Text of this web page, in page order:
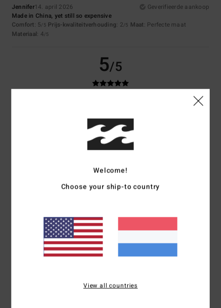
Jennifer14. april 2026
Geverifieerde aankoop
Made in China, yet still so expensive
Comfort: 5/5 Prijs-kwaliteitverhouding: 2/5 Maat: Perfecte maat
Materiaal: 4/5
5/5
Prijs-kwaliteitverhouding: 3/5 Maat
5/5
26. maart 2026
/5 Prijs-kwaliteitverhouding : 5 Maat: Perfecte maat
: 5/5 Kleur: 5/5
Ik raad dit product aan
5/5
Welcome!
Choose your ship-to country
View all countries